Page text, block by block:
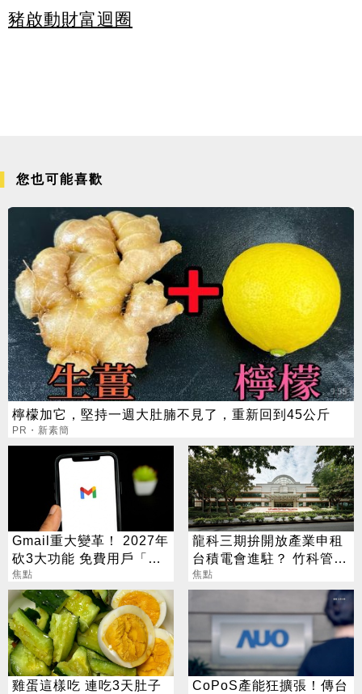
豬啟動財富迴圈
您也可能喜歡
檸檬加它，堅持一週大肚腩不見了，重新回到45公斤
PR・新素簡
Gmail重大變革！ 2027年
砍3大功能 免費用戶「這
好康」不能用了
焦點
龍科三期拚開放產業申租
台積電會進駐？ 竹科管理
局回應了
焦點
雞蛋這樣吃 連吃3天肚子
CoPoS產能狂擴張！傳台